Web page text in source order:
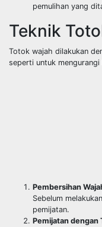
pemulihan yang
Teknik
Totok wajah dilakukan
seperti untuk
Pembersihan
Sebelum
pemijatan.
Pemijatan dengan